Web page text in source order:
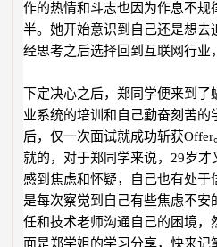
作的热情和斗志也因为作息不规
半。她开始意识到自己还是想去
经思考之后选择回到互联网行业
下定决心之后，郑同学便来到了
业系统的培训和自己勤奋刻苦
后，仅一次面试就成功斩获
就的，对于郑同学来说，29岁
感到焦虑和怀疑，自己也有处于
是每次察觉到自己有些焦虑不安
任和技术老师沟通自己的困境，
面是郑学姐的学习分享，快来记